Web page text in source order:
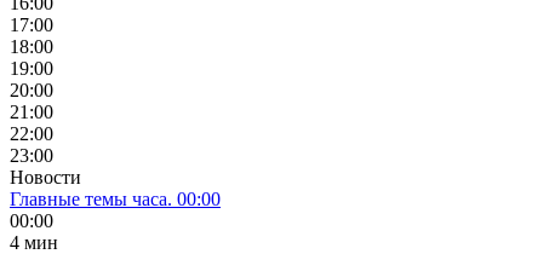
17:00
18:00
19:00
20:00
21:00
22:00
23:00
Новости
Главные темы часа. 00:00
00:00
4 мин